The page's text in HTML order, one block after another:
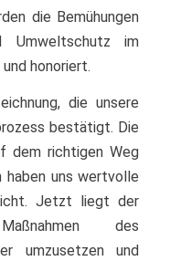
die Bemühungen
Umweltschutz im
honoriert.
die unsere
bestätigt. Die
dem richtigen Weg
haben uns wertvolle
Jetzt liegt der
des
umzusetzen und